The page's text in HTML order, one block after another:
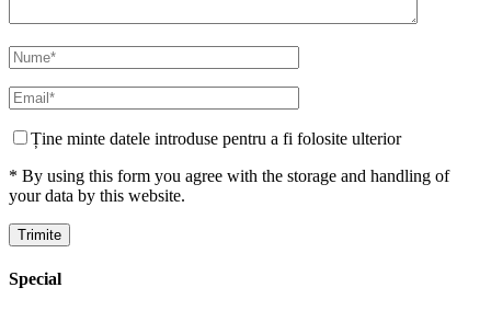
Ține minte datele introduse pentru a fi folosite ulterior
* By using this form you agree with the storage and handling of
your data by this website.
Special